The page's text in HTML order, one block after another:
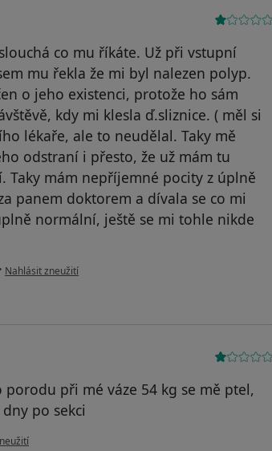
co mu říkáte. Už při vstupní
mu řekla že mi byl nalezen polyp.
o jeho existenci, protože ho sám
kdy mi klesla ď.sliznice. ( měl si
lékaře, ale to neudělal. Taky mě
odstraní i přesto, že už mám tu
Taky mám nepříjemné pocity z úplně
panem doktorem a dívala se co mi
normální, ještě se mi tohle nikde
• podle názoru uživatele K.P.
Nahlásit zneužití
při mé váze 54 kg se mě ptel,
po sekci
uživatele J.M.